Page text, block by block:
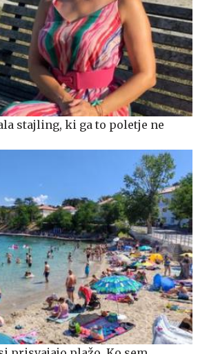
stajling, ki ga to poletje ne